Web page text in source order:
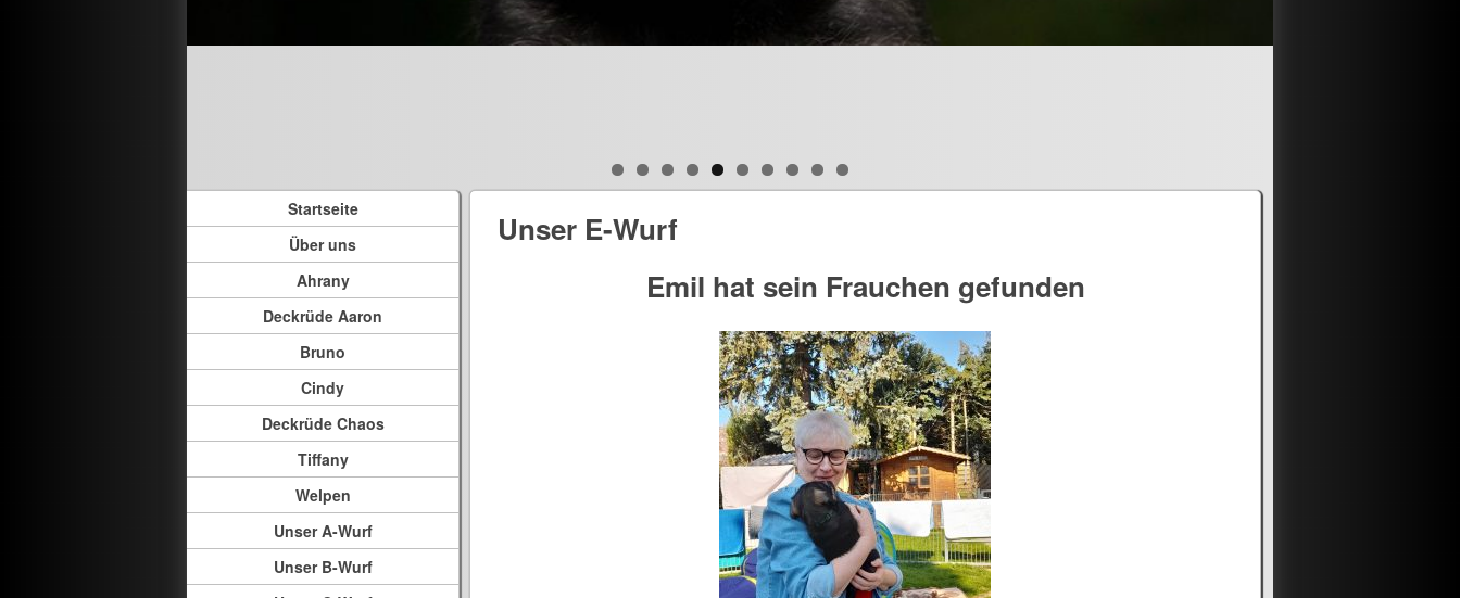
Startseite
Über uns
Ahrany
Deckrüde Aaron
Bruno
Cindy
Deckrüde Chaos
Tiffany
Welpen
Unser A-Wurf
Unser B-Wurf
Unser E-Wurf
Emil hat sein Frauchen gefunden